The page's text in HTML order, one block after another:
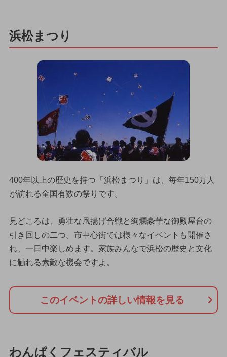
浜松まつり
400年以上の歴史を持つ「浜松まつり」は、毎年150万人
が訪れる全国有数の祭りです。
見どころは、勇壮な凧揚げ合戦と絢爛豪華な御殿屋台の
引き回しの二つ。市中心街では様々なイベントも開催さ
れ、一日中楽しめます。家族みんなで浜松の歴史と文化
に触れる素敵な機会ですよ。
このイベントの詳しい情報を見る
わんぱくフェスティバル